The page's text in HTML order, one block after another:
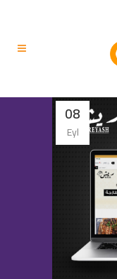
08
Eyl